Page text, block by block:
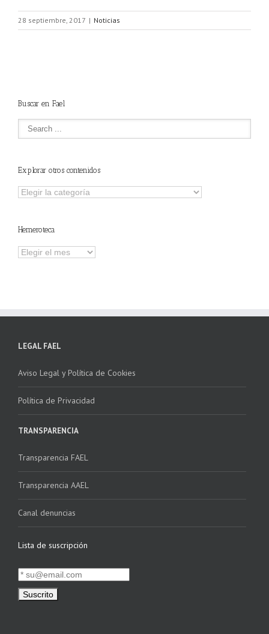
28 septiembre, 2017 | Noticias
Buscar en Fael
Explorar otros contenidos
Explorar
Hemeroteca
Hemeroteca
LEGAL FAEL
Aviso Legal y Política de Cookies
Política de Privacidad
TRANSPARENCIA
Transparencia FAEL
Transparencia AAEL
Canal denuncias
Lista de suscripción